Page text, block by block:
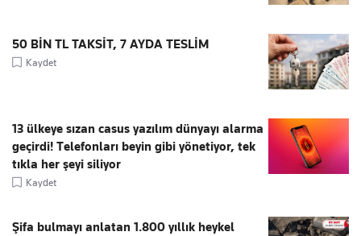
50 BİN TL TAKSİT, 7 AYDA TESLİM
Kaydet
13 ülkeye sızan casus yazılım dünyayı alarma
geçirdi! Telefonları beyin gibi yönetiyor, tek
tıkla her şeyi siliyor
Kaydet
Şifa bulmayı anlatan 1.800 yıllık heykel